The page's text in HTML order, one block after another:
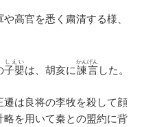
高官を悉く粛清する様、
子嬰
しえい
は、胡亥に諫言
かんげん
した。
遷は良将の李牧を殺して顔
を用いて秦との盟約に背